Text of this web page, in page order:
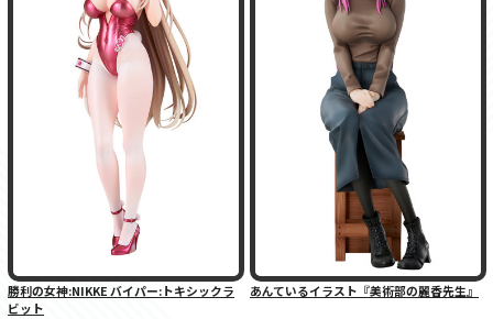
勝利の女神:NIKKE バイパー:トキシックラ
ビット
あんているイラスト『美術部の麗香先生』